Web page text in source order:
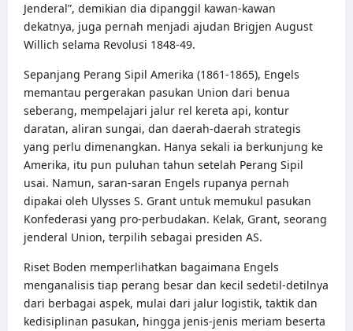
Jenderal”, demikian dia dipanggil kawan-kawan
dekatnya, juga pernah menjadi ajudan Brigjen August
Willich selama Revolusi 1848-49.
Sepanjang Perang Sipil Amerika (1861-1865), Engels
memantau pergerakan pasukan Union dari benua
seberang, mempelajari jalur rel kereta api, kontur
daratan, aliran sungai, dan daerah-daerah strategis
yang perlu dimenangkan. Hanya sekali ia berkunjung ke
Amerika, itu pun puluhan tahun setelah Perang Sipil
usai. Namun, saran-saran Engels rupanya pernah
dipakai oleh Ulysses S. Grant untuk memukul pasukan
Konfederasi yang pro-perbudakan. Kelak, Grant, seorang
jenderal Union, terpilih sebagai presiden AS.
Riset Boden memperlihatkan bagaimana Engels
menganalisis tiap perang besar dan kecil sedetil-detilnya
dari berbagai aspek, mulai dari jalur logistik, taktik dan
kedisiplinan pasukan, hingga jenis-jenis meriam beserta